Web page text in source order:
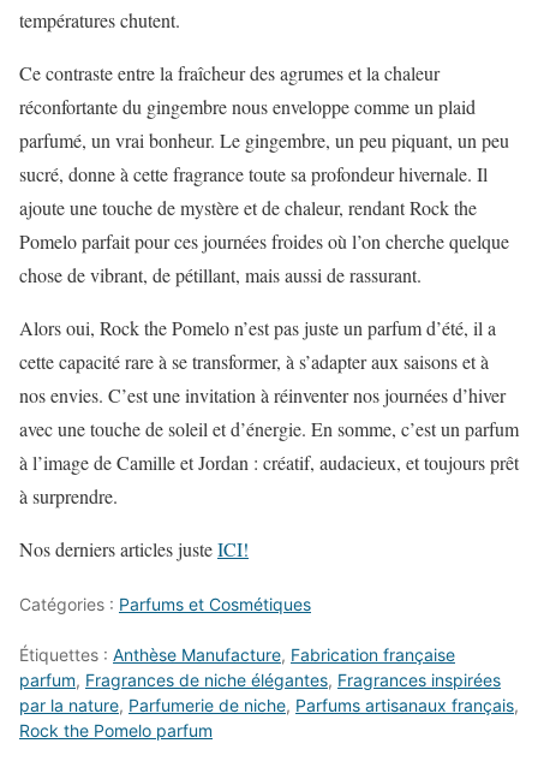
températures chutent.
Ce contraste entre la fraîcheur des agrumes et la chaleur
réconfortante du gingembre nous enveloppe comme un plaid
parfumé, un vrai bonheur. Le gingembre, un peu piquant, un peu
sucré, donne à cette fragrance toute sa profondeur hivernale. Il
ajoute une touche de mystère et de chaleur, rendant Rock the
Pomelo parfait pour ces journées froides où l’on cherche quelque
chose de vibrant, de pétillant, mais aussi de rassurant.
Alors oui, Rock the Pomelo n’est pas juste un parfum d’été, il a
cette capacité rare à se transformer, à s’adapter aux saisons et à
nos envies. C’est une invitation à réinventer nos journées d’hiver
avec une touche de soleil et d’énergie. En somme, c’est un parfum
à l’image de Camille et Jordan : créatif, audacieux, et toujours prêt
à surprendre.
Nos derniers articles justeICI!
Catégories : Parfums et Cosmétiques
Étiquettes : Anthèse Manufacture, Fabrication française
parfum, Fragrances de niche élégantes, Fragrances inspirées
par la nature, Parfumerie de niche, Parfums artisanaux français,
Rock the Pomelo parfum